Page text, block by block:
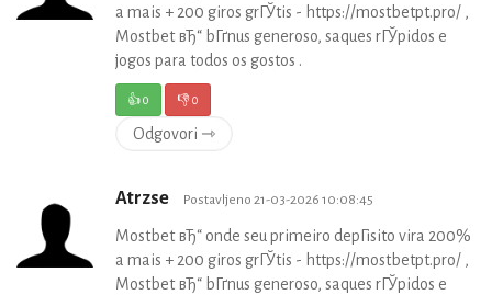
a mais + 200 giros grГЎtis - https://mostbetpt.pro/ ,
Mostbet вЂ“ bГґnus generoso, saques rГЎpidos e
jogos para todos os gostos .
👍0 👎0
Odgovori ⇾
Atrzse Postavljeno 21-03-2026 10:08:45
Mostbet вЂ“ onde seu primeiro depГіsito vira 200%
a mais + 200 giros grГЎtis - https://mostbetpt.pro/ ,
Mostbet вЂ“ bГґnus generoso, saques rГЎpidos e